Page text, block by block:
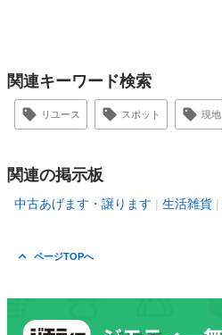
関連キーワード検索
リユース スポット 現地
関連の掲示板
中古あげます・譲ります 生活雑貨
ページTOPへ